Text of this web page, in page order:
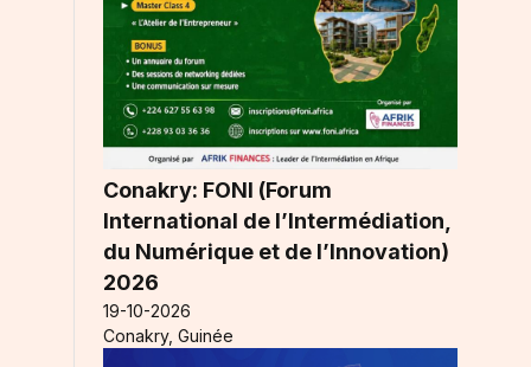
Conakry: FONI (Forum
International de l’Intermédiation,
du Numérique et de l’Innovation)
2026
19-10-2026
Conakry, Guinée